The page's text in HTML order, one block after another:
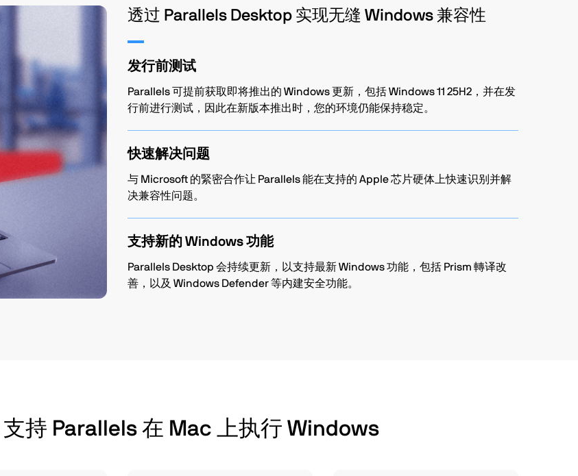
透过 Parallels Desktop 实现无缝 Windows 兼容性
发行前测试
Parallels 可提前获取即将推出的 Windows 更新，包括 Windows 11 25H2，并在发
行前进行测试，因此在新版本推出时，您的环境仍能保持稳定。
快速解决问题
与 Microsoft 的緊密合作让 Parallels 能在支持的 Apple 芯片硬体上快速识别并解
决兼容性问题。
支持新的 Windows 功能
Parallels Desktop 会持续更新，以支持最新 Windows 功能，包括 Prism 轉译改
善，以及 Windows Defender 等内建安全功能。
持 Parallels 在 Mac 上执行 Windows